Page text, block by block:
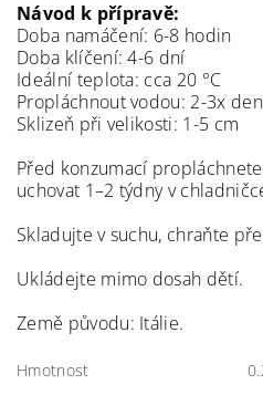
Návod k přípravě:
Doba namáčení: 6-8 hodin
Doba klíčení: 4-6 dní
Ideální teplota: cca 20 °C
Propláchnout vodou: 2-3x
Sklizeň při velikosti: 1-5 cm
Před konzumací
uchovat 1–2 týdny v
Skladujte v suchu, chraňte
Ukládejte mimo dosah dětí.
Země původu: Itálie.
Hmotnost